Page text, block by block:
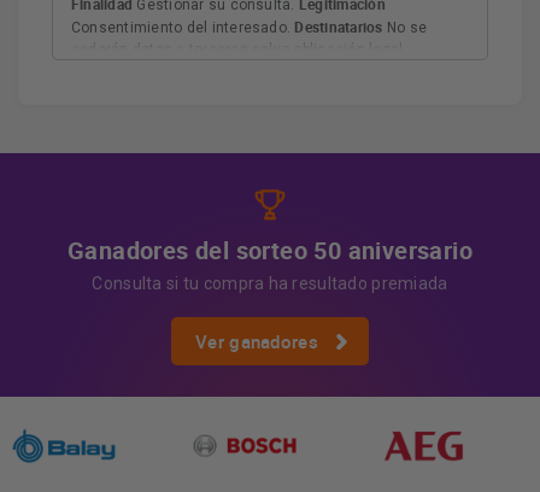
Gestionar su consulta.
Consentimiento del interesado. Destinatarios No se
Ganadores del sorteo 50 aniversario
Consulta si tu compra ha resultado premiada
Ver ganadores